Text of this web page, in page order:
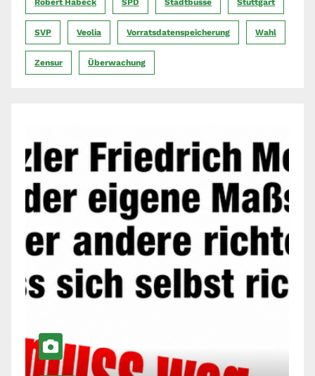
Robert Habeck SPD Stadtbusse Stuttgart
SVP Veolia Vorratsdatenspeicherung Wahl
Zensur Überwachung